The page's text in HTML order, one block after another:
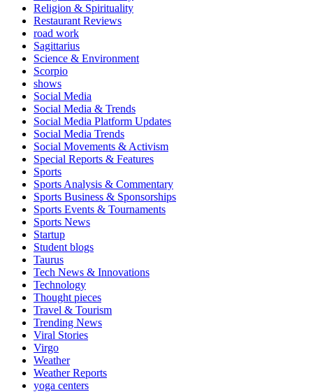
Religion & Spirituality
Restaurant Reviews
road work
Sagittarius
Science & Environment
Scorpio
shows
Social Media
Social Media & Trends
Social Media Platform Updates
Social Media Trends
Social Movements & Activism
Special Reports & Features
Sports
Sports Analysis & Commentary
Sports Business & Sponsorships
Sports Events & Tournaments
Sports News
Startup
Student blogs
Taurus
Tech News & Innovations
Technology
Thought pieces
Travel & Tourism
Trending News
Viral Stories
Virgo
Weather
Weather Reports
yoga centers